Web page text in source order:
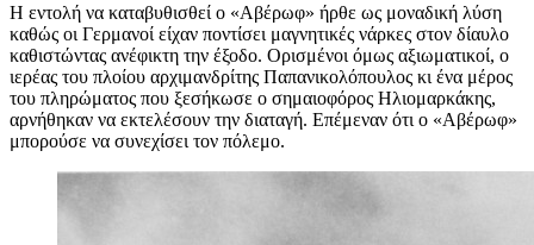
Η εντολή να καταβυθισθεί ο «Αβέρωφ» ήρθε ως μοναδική λύση
καθώς οι Γερμανοί είχαν ποντίσει μαγνητικές νάρκες στον δίαυλο
καθιστώντας ανέφικτη την έξοδο. Ορισμένοι όμως αξιωματικοί, ο
ιερέας του πλοίου αρχιμανδρίτης Παπανικολόπουλος κι ένα μέρος
του πληρώματος που ξεσήκωσε ο σημαιοφόρος Ηλιομαρκάκης,
αρνήθηκαν να εκτελέσουν την διαταγή. Επέμεναν ότι ο «Αβέρωφ»
μπορούσε να συνεχίσει τον πόλεμο.